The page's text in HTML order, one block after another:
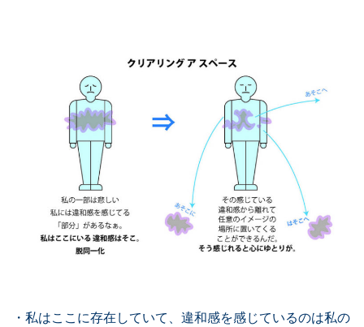
・私はここに存在していて、違和感を感じているのは私の